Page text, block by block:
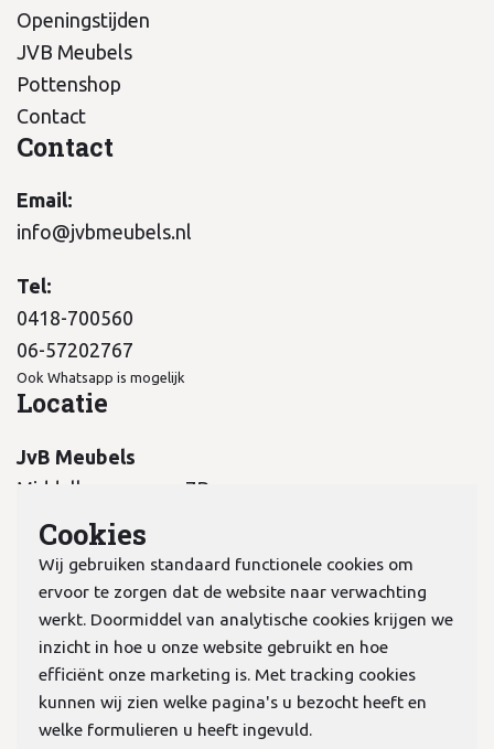
Openingstijden
JVB Meubels
Pottenshop
Contact
Contact
Email:
info@jvbmeubels.nl
Tel:
0418-700560
06-57202767
Ook Whatsapp is mogelijk
Locatie
JvB Meubels
Middelkampseweg 7B
5311 PC Gameren
KvK:70978298
Privacyverklaring
Cookies
Wij gebruiken standaard functionele cookies om
ervoor te zorgen dat de website naar verwachting
werkt. Doormiddel van analytische cookies krijgen we
inzicht in hoe u onze website gebruikt en hoe
efficiënt onze marketing is. Met tracking cookies
kunnen wij zien welke pagina's u bezocht heeft en
welke formulieren u heeft ingevuld.